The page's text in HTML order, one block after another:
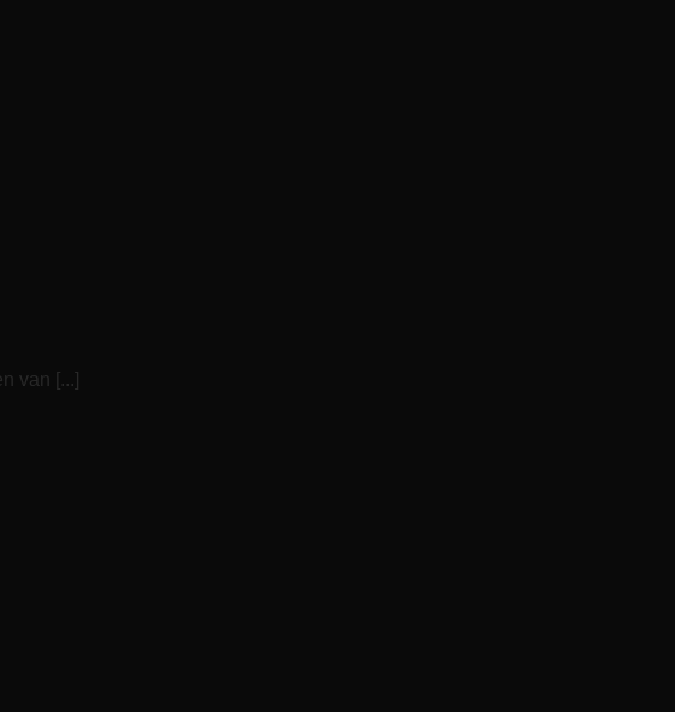
van [...]